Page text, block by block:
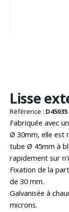
au
début
de
la
Galerie
d’images
Lisse
Référence : D45035
Fabriquée avec
Ø 30mm, elle est
tube Ø 45mm à
rapidement sur
Fixation de la
de 30 mm.
Galvanisée à
microns.